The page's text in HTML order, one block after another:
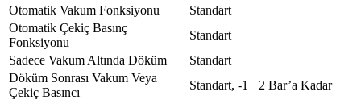
Otomatik Vakum Fonksiyonu
Standart
Otomatik Çekiç Basınç
Fonksiyonu
Standart
Sadece Vakum Altında Döküm
Standart
Döküm Sonrası Vakum Veya
Çekiç Basıncı
Standart, -1 +2 Bar’a Kadar